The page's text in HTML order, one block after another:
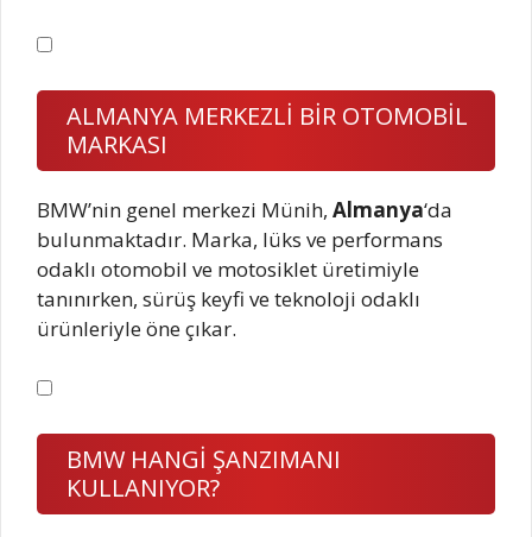
ALMANYA MERKEZLİ BİR OTOMOBİL
MARKASI
BMW’nin genel merkezi Münih, Almanya‘da
bulunmaktadır. Marka, lüks ve performans
odaklı otomobil ve motosiklet üretimiyle
tanınırken, sürüş keyfi ve teknoloji odaklı
ürünleriyle öne çıkar.
BMW HANGİ ŞANZIMANI
KULLANIYOR?